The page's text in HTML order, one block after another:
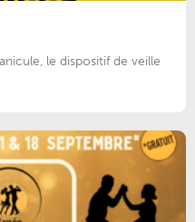
le dispositif de veille